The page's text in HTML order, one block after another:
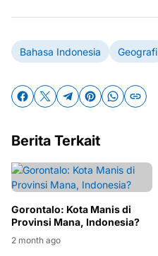
Bahasa Indonesia Geografi
Berita Terkait
Gorontalo: Kota Manis di
Provinsi Mana, Indonesia?
2 month ago